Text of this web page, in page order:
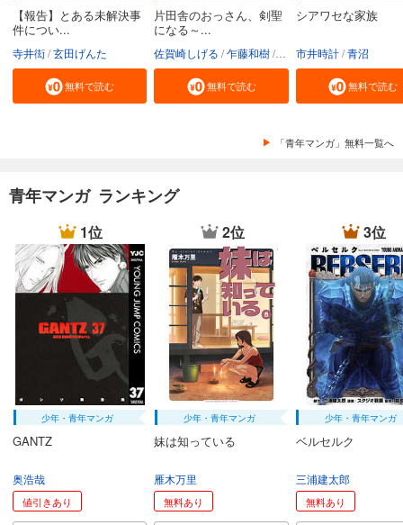
【報告】とある未解決事
件につい...
寺井衒 玄田げんた
無料で読む
片田舎のおっさん、剣聖
になる～...
佐賀崎しげる 乍藤和樹 鍋島テツヒロ
無料で読む
シアワセな家族
市井時計 青沼
無料で読む
「青年マンガ」無料一覧へ
青年マンガ ランキング
1位
少年・青年マンガ
GANTZ
奥浩哉
値引きあり
2位
少年・青年マンガ
妹は知っている
雁木万里
無料あり
3位
少年・青年マンガ
ベルセルク
三浦建太郎
無料あり